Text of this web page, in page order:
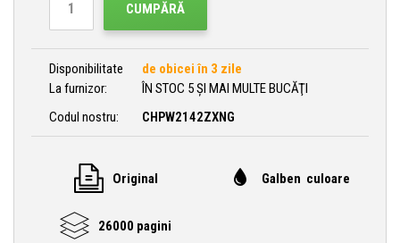
CUMPĂRĂ
Disponibilitate
de obicei în 3 zile
La furnizor:
ÎN STOC 5 ȘI MAI MULTE BUCĂŢI
Codul nostru:
CHPW2142ZXNG
Original Galben culoare
26000 pagini